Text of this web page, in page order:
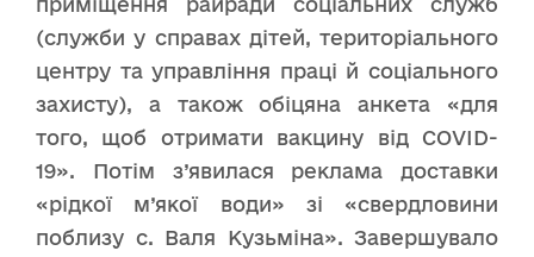
(служби у справах дітей, територіального
центру та управління праці й соціального
захисту), а також обіцяна анкета «для
того, щоб отримати вакцину від COVID-
19». Потім з’явилася реклама доставки
«рідкої м’якої води» зі «свердловини
поблизу с. Валя Кузьміна». Завершувало